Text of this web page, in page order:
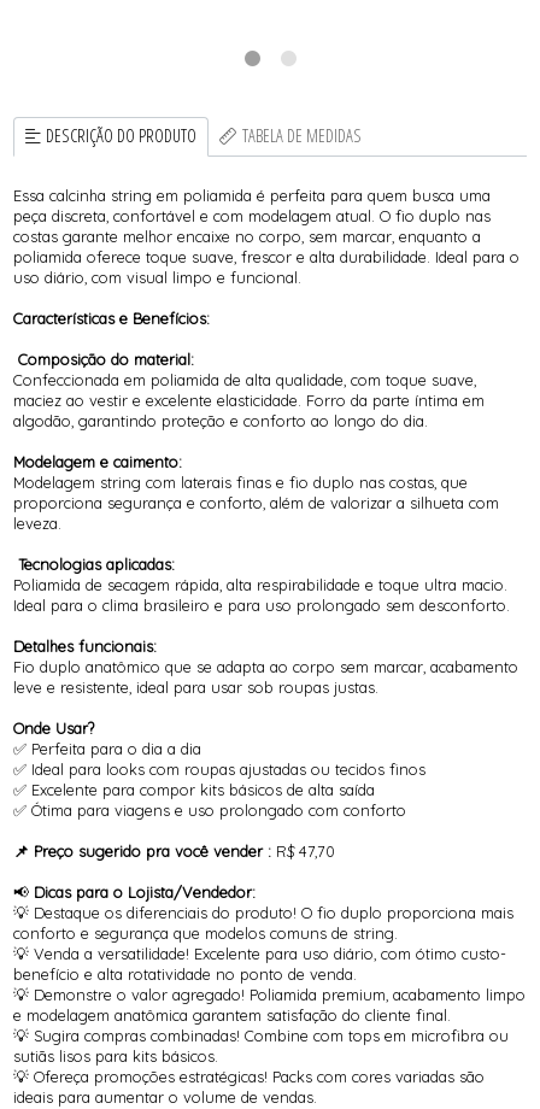
DESCRIÇÃO DO PRODUTO TABELA DE MEDIDAS
Essa calcinha string em poliamida é perfeita para quem busca uma
peça discreta, confortável e com modelagem atual. O fio duplo nas
costas garante melhor encaixe no corpo, sem marcar, enquanto a
poliamida oferece toque suave, frescor e alta durabilidade. Ideal para o
uso diário, com visual limpo e funcional.
Características e Benefícios:
Composição do material:
Confeccionada em poliamida de alta qualidade, com toque suave,
maciez ao vestir e excelente elasticidade. Forro da parte íntima em
algodão, garantindo proteção e conforto ao longo do dia.
Modelagem e caimento:
Modelagem string com laterais finas e fio duplo nas costas, que
proporciona segurança e conforto, além de valorizar a silhueta com
leveza.
Tecnologias aplicadas:
Poliamida de secagem rápida, alta respirabilidade e toque ultra macio.
Ideal para o clima brasileiro e para uso prolongado sem desconforto.
Detalhes funcionais:
Fio duplo anatômico que se adapta ao corpo sem marcar, acabamento
leve e resistente, ideal para usar sob roupas justas.
Onde Usar?
✅ Perfeita para o dia a dia
✅ Ideal para looks com roupas ajustadas ou tecidos finos
✅ Excelente para compor kits básicos de alta saída
✅ Ótima para viagens e uso prolongado com conforto
📌 Preço sugerido pra você vender : R$ 47,70
📢 Dicas para o Lojista/Vendedor:
💡 Destaque os diferenciais do produto! O fio duplo proporciona mais
conforto e segurança que modelos comuns de string.
💡 Venda a versatilidade! Excelente para uso diário, com ótimo custo-
benefício e alta rotatividade no ponto de venda.
💡 Demonstre o valor agregado! Poliamida premium, acabamento limpo
e modelagem anatômica garantem satisfação do cliente final.
💡 Sugira compras combinadas! Combine com tops em microfibra ou
sutiãs lisos para kits básicos.
💡 Ofereça promoções estratégicas! Packs com cores variadas são
ideais para aumentar o volume de vendas.